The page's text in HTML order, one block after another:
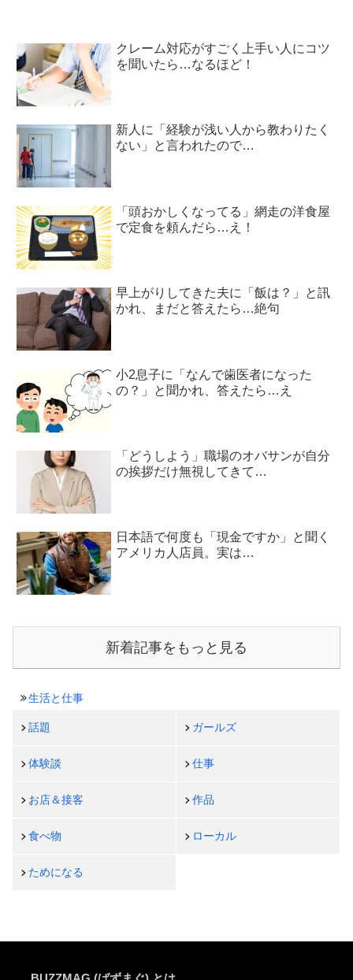
クレーム対応がすごく上手い人にコツ
を聞いたら…なるほど！
新人に「経験が浅い人から教わりたく
ない」と言われたので…
「頭おかしくなってる」網走の洋食屋
で定食を頼んだら…え！
早上がりしてきた夫に「飯は？」と訊
かれ、まだと答えたら…絶句
小2息子に「なんで歯医者になった
の？」と聞かれ、答えたら…え
「どうしよう」職場のオバサンが自分
の挨拶だけ無視してきて…
日本語で何度も「現金ですか」と聞く
アメリカ人店員。実は…
新着記事をもっと見る
生活と仕事
話題 ガールズ
体験談 仕事
お店＆接客 作品
食べ物 ローカル
ためになる